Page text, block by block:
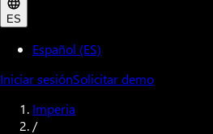
ES
Español (ES)
Iniciar sesiónSolicitar demo
Imperia
/